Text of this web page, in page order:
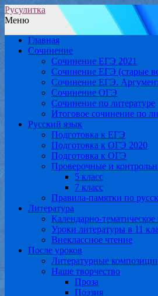
Русулитка
Меню
Главная
Сочинение
Сочинение ЕГЭ 2021
Сочинение ЕГЭ (старые
Сочинение ЕГЭ.
Сочинение ОГЭ
Сочинение по литературе
Итоговое сочинение по
Русский язык
Подготовка к ЕГЭ
Подготовка к ОГЭ 2020
Подготовка к ОГЭ
Проверочные и
5 класс
7 класс
Правила-памятки по
Литература
Календарно-
Уроки литературы в 11
Внеклассное чтение
После уроков
Литературные
Наше творчество
Проза
Поэзия